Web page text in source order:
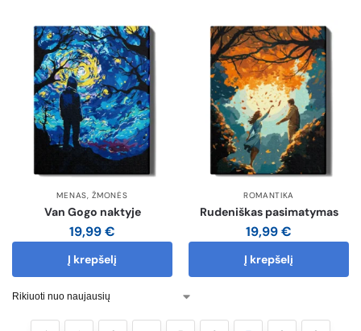
MENAS,ŽMONĖS
Van Gogo naktyje
19,99€
Į krepšelį
ROMANTIKA
Rudeniškas pasimatymas
19,99€
Į krepšelį